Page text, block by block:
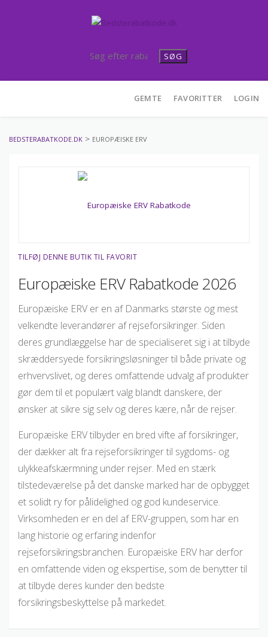
SØG
GEMTE FAVORITTER LOGIN
BEDSTERABATKODE.DK > EUROPÆISKE ERV
TILFØJ DENNE BUTIK TIL FAVORIT
Europæiske ERV Rabatkode 2026
Europæiske ERV er en af Danmarks største og mest
velkendte leverandører af rejseforsikringer. Siden
deres grundlæggelse har de specialiseret sig i at tilbyde
skræddersyede forsikringsløsninger til både private og
erhvervslivet, og deres omfattende udvalg af produkter
gør dem til et populært valg blandt danskere, der
ønsker at sikre sig selv og deres kære, når de rejser.
Europæiske ERV tilbyder en bred vifte af forsikringer,
der dækker alt fra rejseforsikringer til sygdoms- og
ulykkeafskærmning under rejser. Med en stærk
tilstedeværelse på det danske marked har de opbygget
et solidt ry for pålidelighed og god kundeservice.
Virksomheden er en del af ERV-gruppen, som har en
lang historie og erfaring indenfor
rejseforsikringsbranchen. Europæiske ERV har derfor
en omfattende viden og ekspertise, som de benytter til
at tilbyde deres kunder den bedste
forsikringsbeskyttelse på markedet.